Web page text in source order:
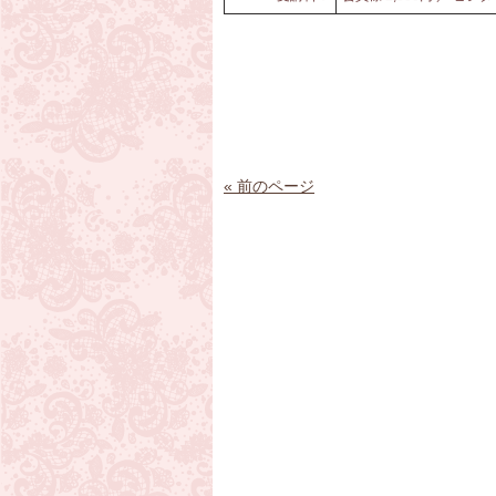
« 前のページ